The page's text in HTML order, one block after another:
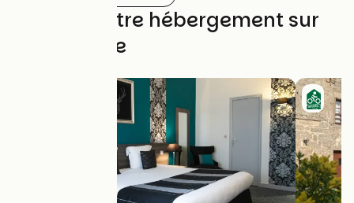
Trouvez votre hébergement sur
cette étape